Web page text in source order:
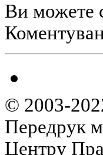
Ви можете
© 2003-
Передрук
Центру